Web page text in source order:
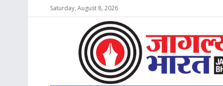
Saturday, August 8, 2026